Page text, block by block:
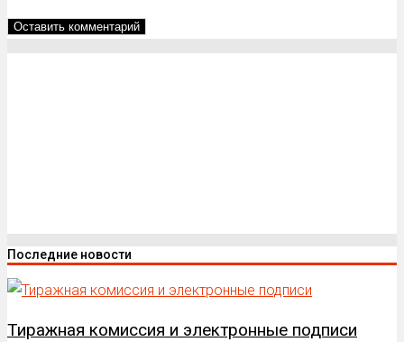
Последние новости
Тиражная комиссия и электронные подписи